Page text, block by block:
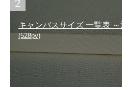
キャンバスサイズ 一覧表
(528pv)